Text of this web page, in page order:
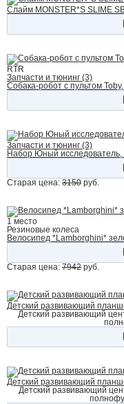
Слайм MONSTER*S SLIME
RTR
Запчасти и тюнинг (3)
Собака-робот с пультом
Запчасти и тюнинг (3)
Набор Юный исследователь,
Старая цена: 3150 руб.
1 место
Резиновые колеса
Велосипед *Lamborghini*
Старая цена: 7942 руб.
Детский развивающий
Детский развивающий
Детский развивающий
Детский развивающий